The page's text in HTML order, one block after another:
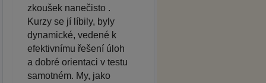
zkoušek nanečisto .
Kurzy se jí líbily, byly
dynamické, vedené k
efektivnímu řešení úloh
a dobré orientaci v testu
samotném. My, jako